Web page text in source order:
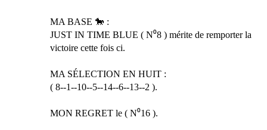
MA BASE 🐎 :
JUST IN TIME BLUE ( N⁰8 ) mérite de remporter la
victoire cette fois ci.
MA SÉLECTION EN HUIT :
( 8--1--10--5--14--6--13--2 ).
MON REGRET le ( N⁰16 ).